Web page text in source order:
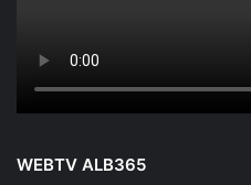
WEBTV ALB365